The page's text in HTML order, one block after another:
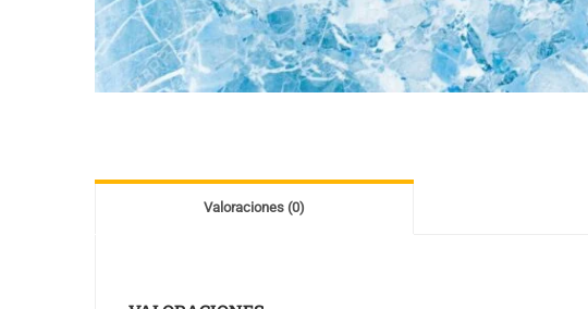
Valoraciones (0)